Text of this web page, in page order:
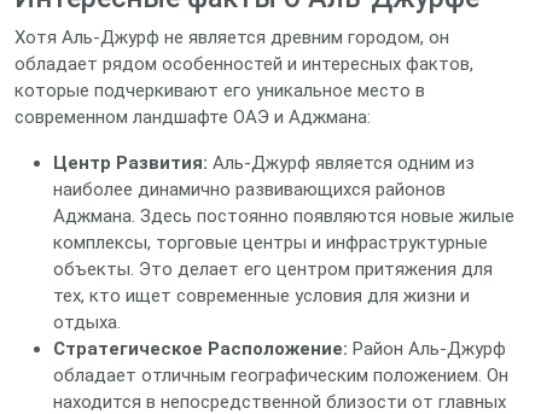
Хотя Аль-Джурф не является древним городом, он
обладает рядом особенностей и интересных фактов,
которые подчеркивают его уникальное место в
современном ландшафте ОАЭ и Аджмана:
Центр Развития: Аль-Джурф является одним из
наиболее динамично развивающихся районов
Аджмана. Здесь постоянно появляются новые жилые
комплексы, торговые центры и инфраструктурные
объекты. Это делает его центром притяжения для
тех, кто ищет современные условия для жизни и
отдыха.
Стратегическое Расположение: Район Аль-Джурф
обладает отличным географическим положением. Он
находится в непосредственной близости от главных